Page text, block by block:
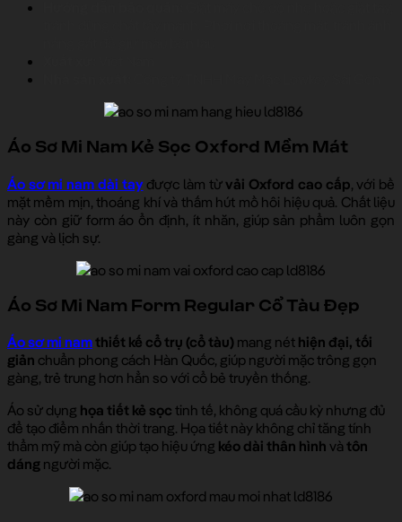
Áo Sơ Mi Nam Kẻ Sọc Oxford Mềm Mát
Áo sơ mi nam dài tay được làm từvải Oxford cao cấp, với bề
mặt mềm mịn, thoáng khí và thấm hút mồ hôi hiệu quả. Chất liệu
này còn giữ form áo ổn định, ít nhăn, giúp sản phẩm luôn gọn
gàng và lịch sự.
Áo Sơ Mi Nam Form Regular Cổ Tàu Đẹp
Áo sơ mi namthiết kế cổ trụ (cổ tàu) mang nét hiện đại, tối
giản chuẩn phong cách Hàn Quốc, giúp người mặc trông gọn
gàng, trẻ trung hơn hẳn so với cổ bẻ truyền thống.
Áo sử dụng họa tiết kẻ sọc tinh tế, không quá cầu kỳ nhưng đủ
để tạo điểm nhấn thời trang. Họa tiết này không chỉ tăng tính
thẩm mỹ mà còn giúp tạo hiệu ứng kéo dài thân hình và tôn
dáng người mặc.